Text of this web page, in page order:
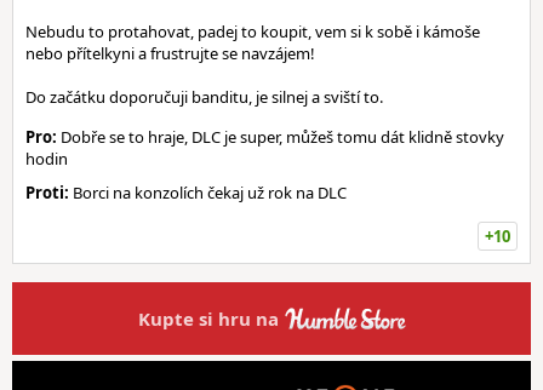
Nebudu to protahovat, padej to koupit, vem si k sobě i kámoše
nebo přítelkyni a frustrujte se navzájem!
Do začátku doporučuji banditu, je silnej a sviští to.
Pro: Dobře se to hraje, DLC je super, můžeš tomu dát klidně stovky
hodin
Proti: Borci na konzolích čekaj už rok na DLC
+10
Kupte si hru na